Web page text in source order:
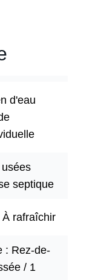
d'eau
septique
À rafraîchir
Rez-de-
/ 1